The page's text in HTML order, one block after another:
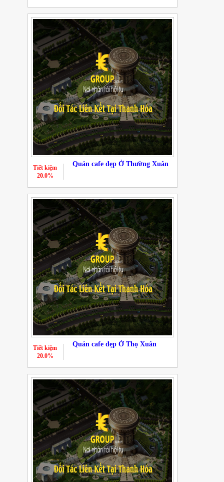
Quán cafe đẹp Ở Thường Xuân
Tiết kiệm
20.0%
Quán cafe đẹp Ở Thọ Xuân
Tiết kiệm
20.0%